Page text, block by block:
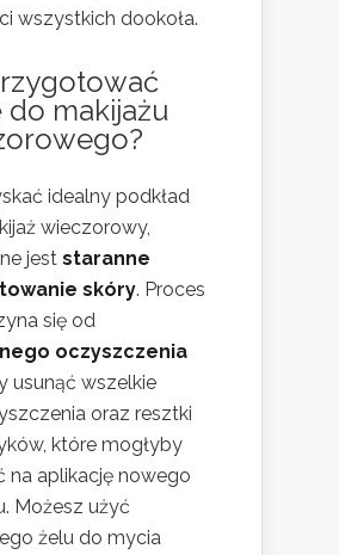
wszystkich dookoła.
do makijażu
idealny podkład
wieczorowy,
jest staranne
skóry. Proces
się od
oczyszczenia
usunąć wszelkie
oraz resztki
które mogłyby
na aplikację nowego
Możesz użyć
żelu do mycia